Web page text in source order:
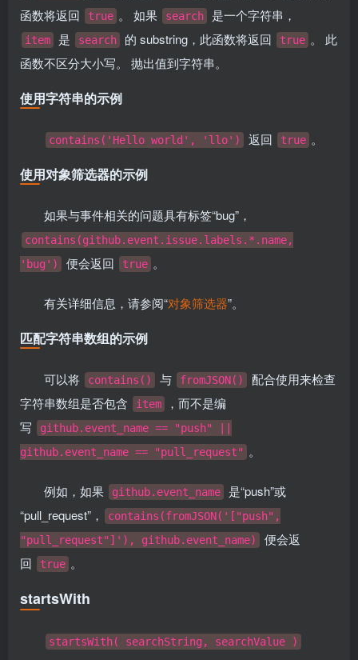
函数将返回
true 。 如果 search 是一个字符串，
item 是 search 的 substring，此函数将返回 true 。 此
函数不区分大小写。 抛出值到字符串。
使用字符串的示例
contains('Hello world', 'llo') 返回 true 。
使用对象筛选器的示例
如果与事件相关的问题具有标签“bug”，
contains(github.event.issue.labels.*.name,
'bug')
便会返回 true 。
有关详细信息，请参阅“对象筛选器”。
匹配字符串数组的示例
可以将 contains() 与 fromJSON()
配合使用来检查
字符串数组是否包含
item
，而不是编
写
github.event_name == "push" ||
github.event_name == "pull_request"
。
例如，如果 github.event_name
是“push”或
“pull_request”，
contains(fromJSON('["push",
"pull_request"]'), github.event_name)
便会返
回
true 。
startsWith
startsWith( searchString, searchValue )